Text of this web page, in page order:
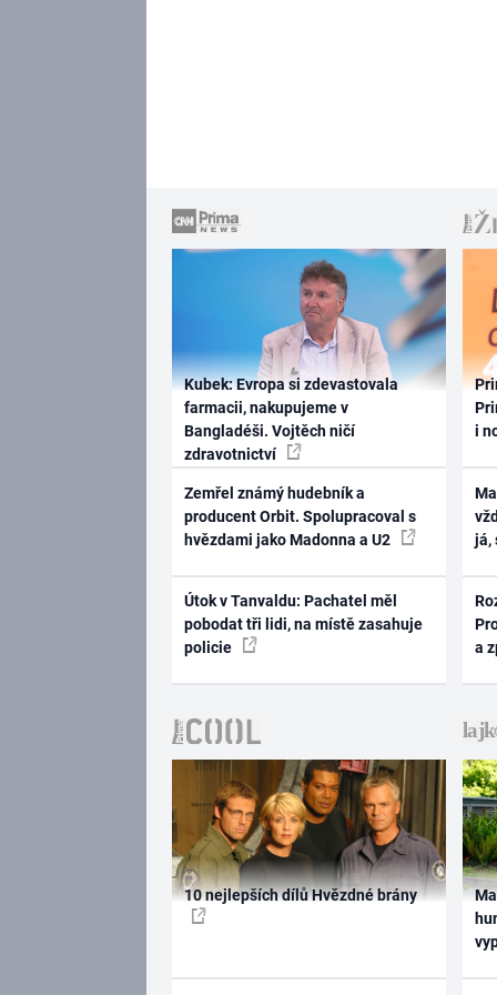
Kubek: Evropa si zdevastovala
farmacii, nakupujeme v
Bangladéši. Vojtěch ničí
zdravotnictví
Zemřel známý hudebník a
producent Orbit. Spolupracoval s
hvězdami jako Madonna a U2
Útok v Tanvaldu: Pachatel měl
pobodat tři lidi, na místě zasahuje
policie
i
já,
a
10 nejlepších dílů Hvězdné brány